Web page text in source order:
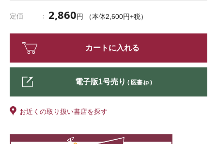
う願いを支える思考の源泉へと変えていきます。
専門基礎分野は、患者を理解し、臨床判断を支える基盤であり、
多職種と協働するための共通言語でもあります。本特集が、専門
基礎分野を看護師視点であらためて見つめ直し、再構築する一助
定価 2,860円 （本体2,600円+税）
カートに入れる
電子版1号売り ( 医書.jp )
お近くの取り扱い書店を探す